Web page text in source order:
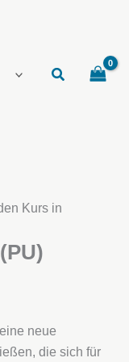
Kurs in
neue
die sich für